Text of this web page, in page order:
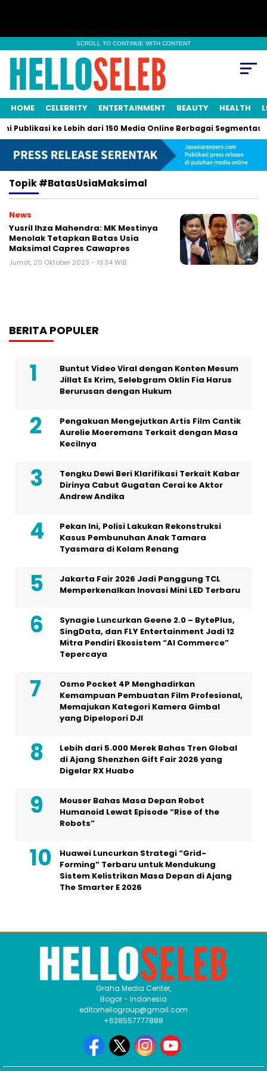
SCROLL TO CONTINUE WITH CONTENT
HOME CELEBRITY ENTERTAINMENT BEAUTY HEALTH
Publikasi ke Lebih dari 150 Media Online Berbagai Segmentasi
Topik#BatasUsiaMaksimal
News
Yusril Ihza Mahendra: MK Mestinya
Menolak Tetapkan Batas Usia
Maksimal Capres Cawapres
Jumat, 20 Oktober 2023 - 19:34 WIB
BERITA POPULER
Buntut Video Viral dengan Konten Mesum
Jillat Es Krim, Selebgram Oklin Fia Harus
Berurusan dengan Hukum
Pengakuan Mengejutkan Artis Film Cantik
Aurelie Moeremans Terkait dengan Masa
Kecilnya
Tengku Dewi Beri Klarifikasi Terkait Kabar
Dirinya Cabut Gugatan Cerai ke Aktor
Andrew Andika
Pekan Ini, Polisi Lakukan Rekonstruksi
Kasus Pembunuhan Anak Tamara
Tyasmara di Kolam Renang
Jakarta Fair 2026 Jadi Panggung TCL
Memperkenalkan Inovasi Mini LED Terbaru
Synagie Luncurkan Geene 2.0 – BytePlus,
SingData, dan FLY Entertainment Jadi 12
Mitra Pendiri Ekosistem “AI Commerce”
Tepercaya
Osmo Pocket 4P Menghadirkan
Kemampuan Pembuatan Film Profesional,
Memajukan Kategori Kamera Gimbal
yang Dipelopori DJI
Lebih dari 5.000 Merek Bahas Tren Global
di Ajang Shenzhen Gift Fair 2026 yang
Digelar RX Huabo
Mouser Bahas Masa Depan Robot
Humanoid Lewat Episode “Rise of the
Robots”
Huawei Luncurkan Strategi “Grid-
Forming” Terbaru untuk Mendukung
Sistem Kelistrikan Masa Depan di Ajang
The Smarter E 2026
Graha Media Center,
Bogor - Indonesia
editorhellogroup@gmail.com
+628557777888